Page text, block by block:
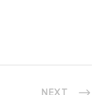
NEXT